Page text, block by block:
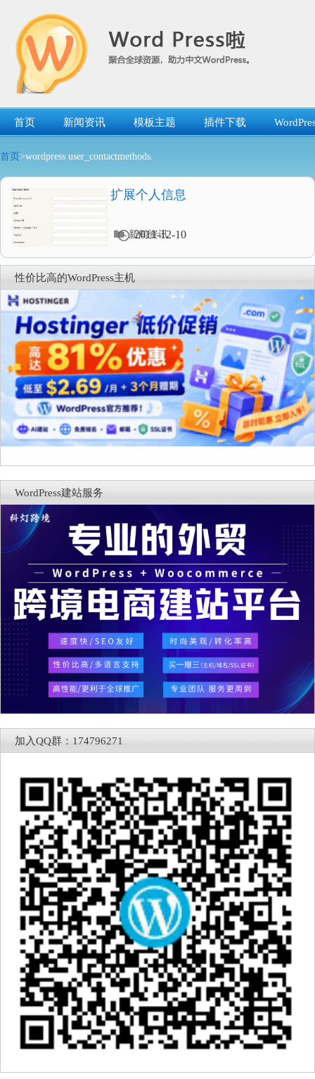
首页 新闻资讯 模板主题 插件下载
首页 >wordpress user_contactmethods.
扩展个人信息
2011-12-10
分
录
新闻资讯
性价比高的WordPress主机
WordPress建站服务
加入QQ群：174796271